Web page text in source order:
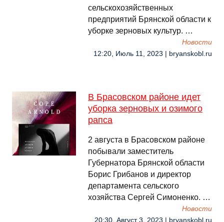
сельскохозяйственных
предприятий Брянской области к
уборке зерновых культур. …
Новости
12:20, Июль 11, 2023 | bryanskobl.ru
В Брасовском районе идет
уборка зерновых и озимого
рапса
2 августа в Брасовском районе
побывали заместитель
Губернатора Брянской области
Борис Грибанов и директор
департамента сельского
хозяйства Сергей Симоненко. …
Новости
20:30, Август 3, 2023 | bryanskobl.ru